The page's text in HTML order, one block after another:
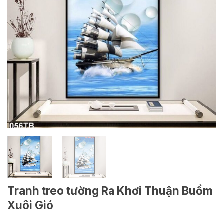
Tranh treo tường Ra Khơi Thuận Buồm
Xuôi Gió